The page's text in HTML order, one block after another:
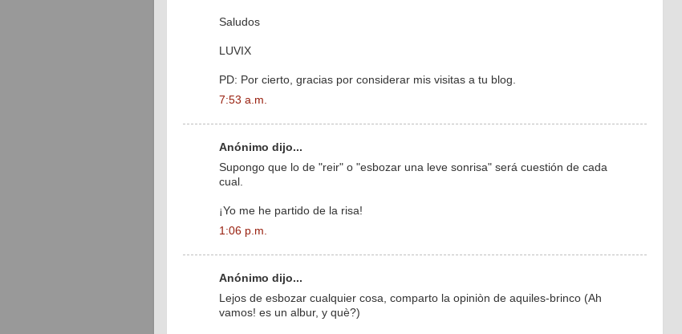
Saludos
LUVIX
PD: Por cierto, gracias por considerar mis visitas a tu blog.
7:53 a.m.
Anónimo dijo...
Supongo que lo de "reir" o "esbozar una leve sonrisa" será cuestión de cada
cual.
¡Yo me he partido de la risa!
1:06 p.m.
Anónimo dijo...
Lejos de esbozar cualquier cosa, comparto la opiniòn de aquiles-brinco (Ah
vamos! es un albur, y què?)